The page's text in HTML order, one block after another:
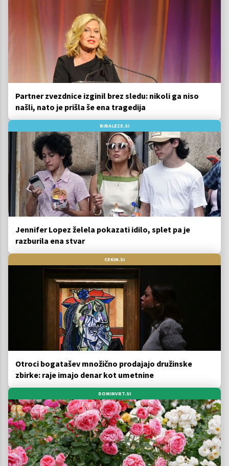
Partner zvezdnice izginil brez sledu: nikoli ga niso
našli, nato je prišla še ena tragedija
BIBALEZE.SI
Jennifer Lopez želela pokazati idilo, splet pa je
razburila ena stvar
CEKIN.SI
Otroci bogatašev množično prodajajo družinske
zbirke: raje imajo denar kot umetnine
DOMINVRT.SI